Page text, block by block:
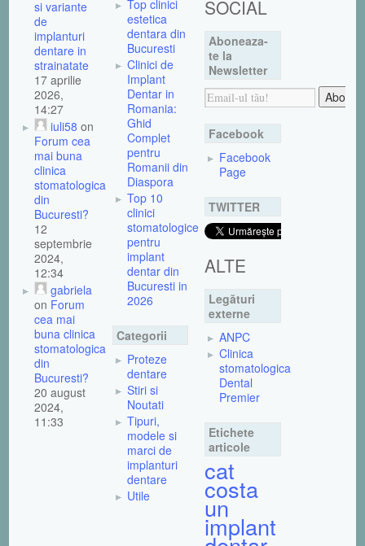
si variante
de
implanturi
dentare in
strainatate
17 aprilie
2026,
14:27
iuli58 on
Forum cea
mai buna
clinica
stomatologica
din
Bucuresti?
12
septembrie
2024,
12:34
gabriela
on Forum
cea mai
buna clinica
stomatologica
din
Bucuresti?
20 august
2024,
11:33
Top clinici
estetica
dentara din
Bucuresti
Clinici de
Implant
Dentar in
Romania:
Ghid
Complet
pentru
Romanii din
Diaspora
Top 10
clinici
stomatologice
pentru
implant
dentar din
Bucuresti in
2026
Categorii
Proteze
dentare
Stiri si
Noutati
Tipuri,
modele si
marci de
implanturi
dentare
Utile
SOCIAL
Aboneaza-
te la
Newsletter
Facebook
Facebook
Page
TWITTER
ALTE
Legături
externe
ANPC
Clinica
stomatologica
Dental
Premier
Etichete
articole
cat
costa
un
implant